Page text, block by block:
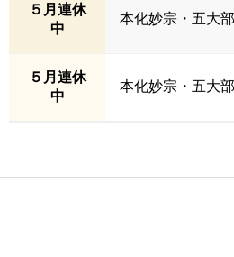
５月連休
中
本化妙宗・五大
５月連休
中
本化妙宗・五大